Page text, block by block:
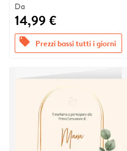
Da
14,99 €
offers Prezzi bassi tutti i giorni